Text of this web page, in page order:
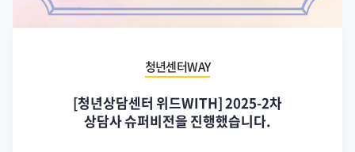
청년센터WAY
[청년상담센터 위드WITH] 2025-2차
상담사 슈퍼비전을 진행했습니다.